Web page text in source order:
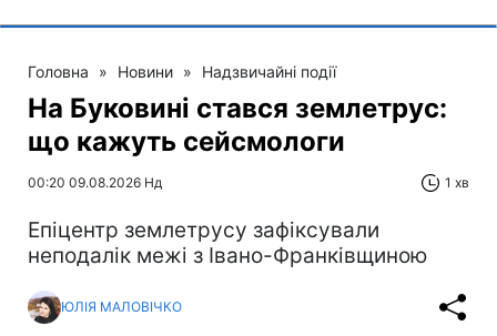
Головна » Новини » Надзвичайні події
На Буковині стався землетрус:
що кажуть сейсмологи
00:20 09.08.2026 Нд 1 хв
Епіцентр землетрусу зафіксували
неподалік межі з Івано-Франківщиною
ЮЛІЯ МАЛОВІЧКО